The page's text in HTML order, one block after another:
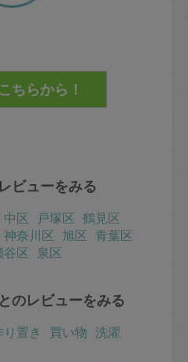
ビューをみる
中区 戸塚区 鶴見区
神奈川区 旭区 青葉区
谷区 泉区
のレビューをみる
り置き 買い物 洗濯